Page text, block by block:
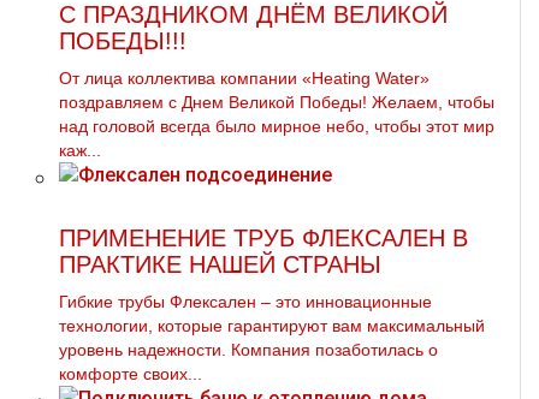
С ПРАЗДНИКОМ ДНЁМ ВЕЛИКОЙ
ПОБЕДЫ!!!
От лица коллектива компании «Heating Water»
поздравляем с Днем Великой Победы! Желаем, чтобы
над головой всегда было мирное небо, чтобы этот мир
каж...
ПРИМЕНЕНИЕ ТРУБ ФЛЕКСАЛЕН В
ПРАКТИКЕ НАШЕЙ СТРАНЫ
Гибкие трубы Флексален – это инновационные
технологии, которые гарантируют вам максимальный
уровень надежности. Компания позаботилась о
комфорте своих...